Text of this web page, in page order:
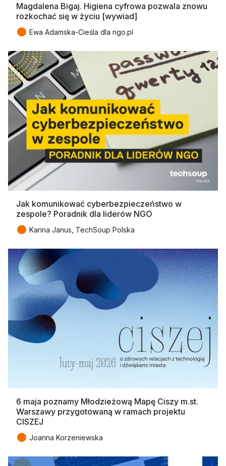
Magdalena Bigaj. Higiena cyfrowa pozwala znowu
rozkochać się w życiu [wywiad]
● Ewa Adamska-Cieśla dla ngo.pl
Jak komunikować cyberbezpieczeństwo w
zespole? Poradnik dla liderów NGO
● Karina Janus, TechSoup Polska
6 maja poznamy Młodzieżową Mapę Ciszy m.st.
Warszawy przygotowaną w ramach projektu
CISZEJ
● Joanna Korzeniewska